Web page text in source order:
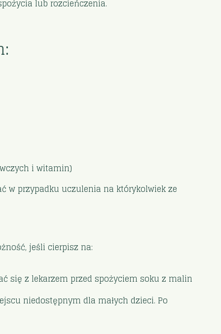
lub rozcieńczenia.
i witamin)
w przypadku uczulenia na którykolwiek ze
jeśli cierpisz na:
się z lekarzem przed spożyciem soku z malin
niedostępnym dla małych dzieci. Po